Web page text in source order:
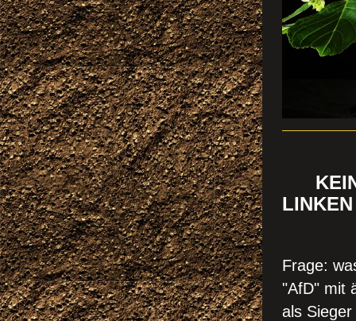
Frage:
"AfD" mit
als